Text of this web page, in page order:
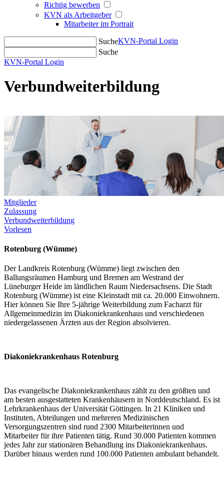
Richtig bewerben
KVN als Arbeitgeber
Mitarbeiter im Portrait
SucheKVN-Portal Login
Suche
KVN-Portal Login
Verbundweiterbildung
Mitglieder
Zulassung
Verbundweiterbildung
Vorlesen
Rotenburg (Wümme)
Der Landkreis Rotenburg (Wümme) liegt zwischen den
Ballungsräumen Hamburg und Bremen am Westrand der
Lüneburger Heide im ländlichen Raum Niedersachsens. Die Stadt
Rotenburg (Wümme) ist eine Kleinstadt mit ca. 20.000 Einwohnern.
Hier können Sie Ihre 5-jährige Weiterbildung zum Facharzt für
Allgemeinmedizin im Diakoniekrankenhaus und verschiedenen
niedergelassenen Ärzten aus der Region absolvieren.
Diakoniekrankenhaus Rotenburg
Das evangelische Diakoniekrankenhaus zählt zu den größten und
am besten ausgestatteten Krankenhäusern in Norddeutschland. Es ist
Lehrkrankenhaus der Universität Göttingen. In 21 Kliniken und
Instituten, Abteilungen und mehreren Medizinischen
Versorgungszentren sind rund 2300 Mitarbeiterinnen und
Mitarbeiter für ihre Patienten tätig. Rund 30.000 Patienten kommen
jedes Jahr zur stationären Behandlung ins Diakoniekrankenhaus.
Darüber hinaus werden rund 100.000 Patienten ambulant behandelt.